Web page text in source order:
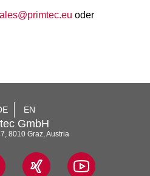
oder
EN
GmbH
8010 Graz, Austria